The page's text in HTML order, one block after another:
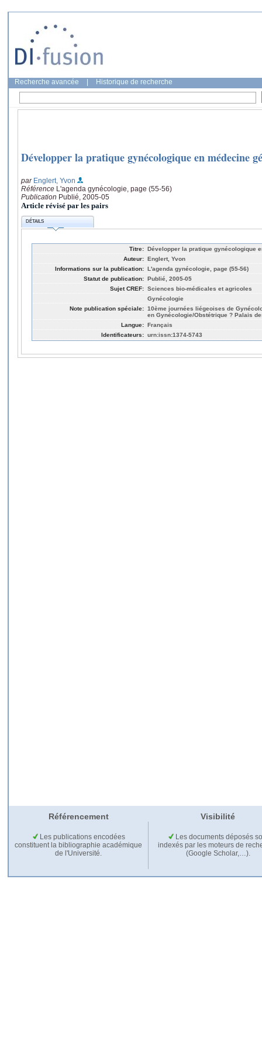
Recherche avancée Historique de recherche
Développer la pratique gynécologique en médecine
par Englert, Yvon
Référence L'agenda gynécologie, page (55-56)
Publication Publié, 2005-05
Article révisé par les pairs
DÉTAILS
Titre: Développer la pratique gynécologique
Auteur: Englert, Yvon
Informations sur la publication: L'agenda gynécologie, page (55-56)
Statut de publication: Publié, 2005-05
Sujet CREF: Sciences bio-médicales et agricoles
Gynécologie
Note publication spéciale: 10ème journées liégeoises de
en Gynécologie/Obstétrique ? Palais
Langue: Français
Identificateurs: urn:issn:1374-5743
Référencement Visibilité
Les publications encodées
constituent la bibliographie académique
de l'Université.
Les documents déposés
indexés par les moteurs de
(Google Scholar,…).